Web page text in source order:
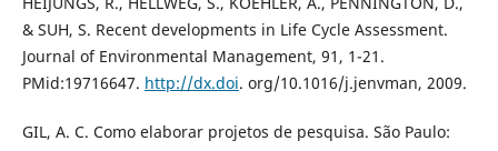
& SUH, S. Recent developments in Life Cycle Assessment.
Journal of Environmental Management, 91, 1-21.
PMid:19716647. http://dx.doi. org/10.1016/j.jenvman, 2009.
GIL, A. C. Como elaborar projetos de pesquisa. São Paulo: